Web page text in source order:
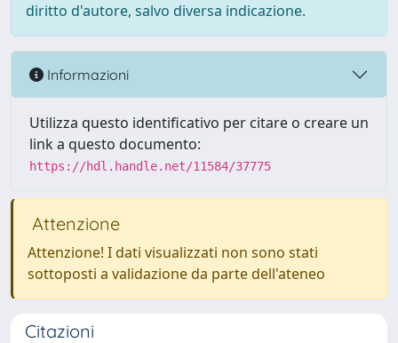
diritto d'autore, salvo diversa indicazione.
Informazioni
Utilizza questo identificativo per citare o creare un
link a questo documento:
https://hdl.handle.net/11584/37775
Attenzione
Attenzione! I dati visualizzati non sono stati
sottoposti a validazione da parte dell'ateneo
Citazioni